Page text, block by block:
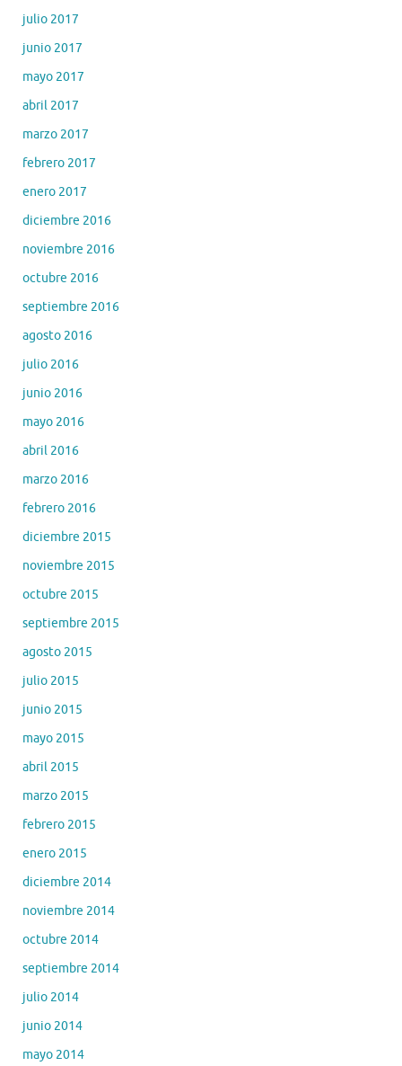
julio 2017
junio 2017
mayo 2017
abril 2017
marzo 2017
febrero 2017
enero 2017
diciembre 2016
noviembre 2016
octubre 2016
septiembre 2016
agosto 2016
julio 2016
junio 2016
mayo 2016
abril 2016
marzo 2016
febrero 2016
diciembre 2015
noviembre 2015
octubre 2015
septiembre 2015
agosto 2015
julio 2015
junio 2015
mayo 2015
abril 2015
marzo 2015
febrero 2015
enero 2015
diciembre 2014
noviembre 2014
octubre 2014
septiembre 2014
julio 2014
junio 2014
mayo 2014